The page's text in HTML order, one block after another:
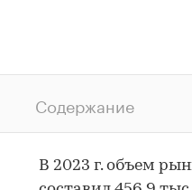
Содержание
В 2023 г. объем